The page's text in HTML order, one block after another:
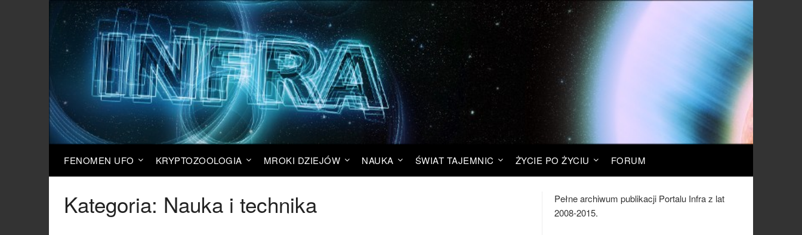
FENOMEN UFO KRYPTOZOOLOGIA MROKI DZIEJÓW NAUKA ŚWIAT TAJEMNIC ŻYCIE PO ŻYCIU FORUM
Kategoria: Nauka i technika
Pełne archiwum publikacji Portalu Infra z lat
2008-2015.